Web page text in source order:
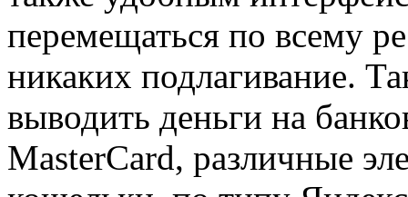
перемещаться по всему
никаких подлагивание.
выводить деньги на
MasterCard, различные